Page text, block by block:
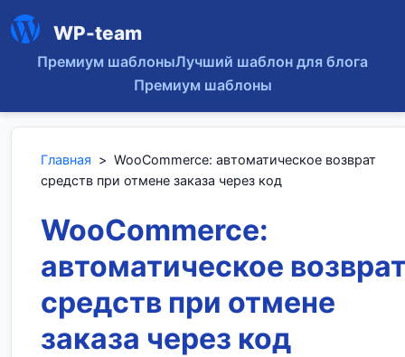
WP-team
Премиум шаблоныЛучший шаблон для блога
Премиум шаблоны
Главная > WooCommerce: автоматическое возврат
средств при отмене заказа через код
WooCommerce:
автоматическое
средств при отмене
заказа через код